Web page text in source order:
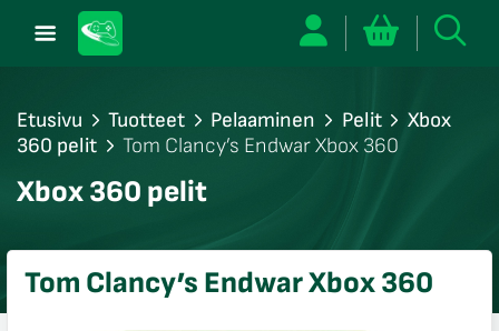
Etusivu Tuotteet Pelaaminen Pelit
Xbox
360 pelit
Tom Clancy’s Endwar Xbox 360
Xbox 360 pelit
Tom Clancy’s Endwar Xbox 360
sulje
sulje